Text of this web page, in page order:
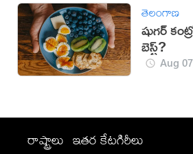
తెలంగాణ
షుగర్
బెస్ట్?
Aug
రాష్ట్రాలు ఇతర కేటగిరీలు